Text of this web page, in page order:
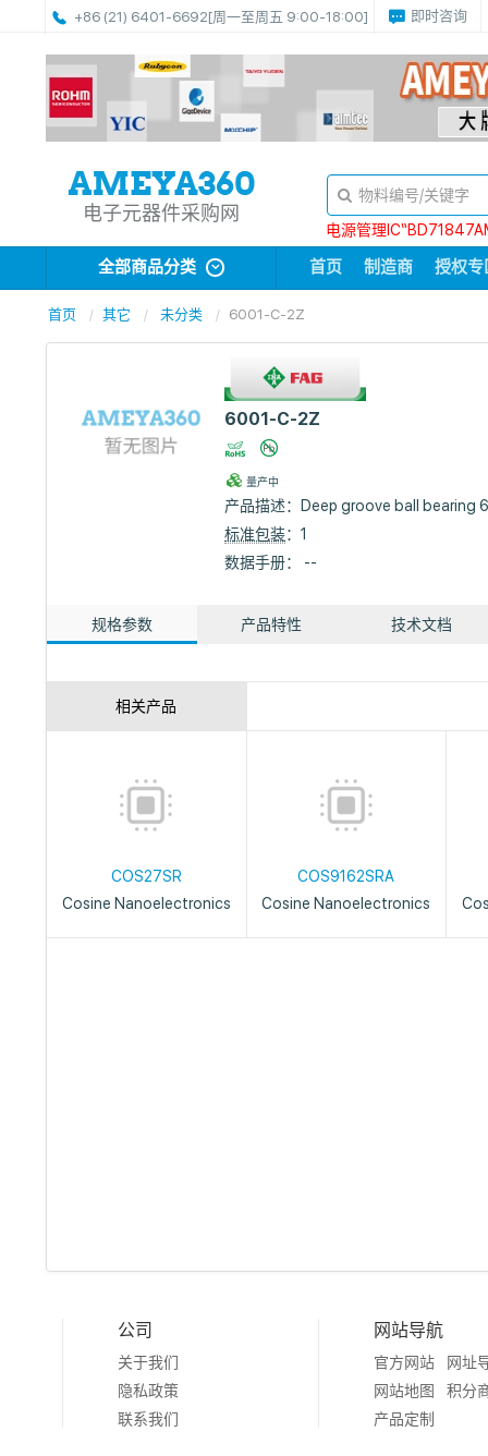
+86 (21) 6401-6692[周一至周五 9:00-18:00] 即时咨询
电子元器件采购网
电源管理
全部商品分类 首页 制造商 授权专
首页 其它 未分类 6001-C-2Z
6001-C-2Z
量产中
产品描述：
Deep groove ball bearing
标准包装：1
数据手册： --
规格参数 产品特性 技术文档
相关产品
COS27SR
Cosine Nanoelectronics
COS9162SRA
Cosine Nanoelectronics
公司
关于我们
隐私政策
联系我们
网站导航
官方网站
网址
网站地图
积分
产品定制